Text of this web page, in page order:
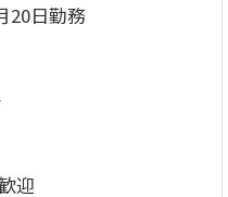
20日勤務
迎